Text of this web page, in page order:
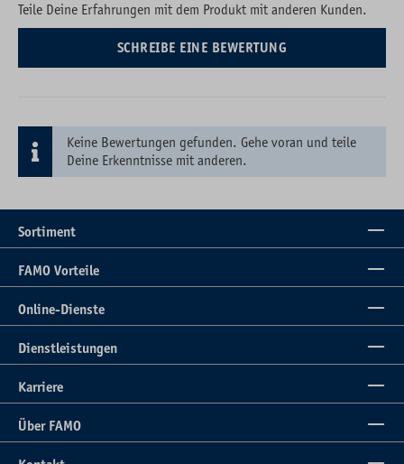
Teile Deine Erfahrungen mit dem Produkt mit anderen Kunden.
SCHREIBE EINE BEWERTUNG
Keine Bewertungen gefunden. Gehe voran und teile
Deine Erkenntnisse mit anderen.
Sortiment
FAMO Vorteile
Online-Dienste
Dienstleistungen
Karriere
Über FAMO